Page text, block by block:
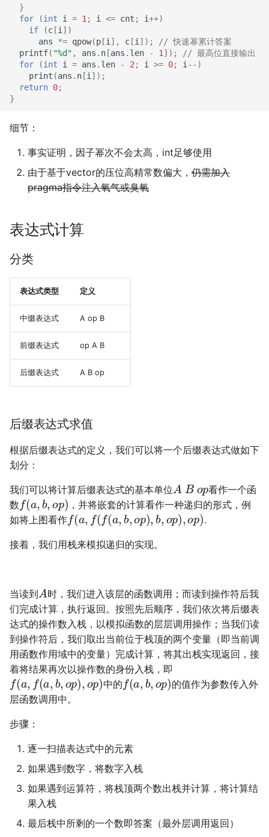
}
for
(int i = 1 ; i <= cnt ; i++)
if
(c [i ])
ans
*= qpow(p [i ], c [i ]);
// 快速幂累计答案
printf( "%d" , ans . n [ans . len - 1 ]);
// 最高位直接输出
for
(int i = ans . len - 2 ; i >= 0; i -- )
print (ans . n [i ]);
return 0;
}
细节：
事实证明，因子幂次不会太高，int足够使用
由于基于vector的压位高精常数偏大， 仍需加入
pragma指令注入氧气或臭氧
表达式计算
分类
表达式类型 定义
中缀表达式 A op B
前缀表达式 op A B
后缀表达式 A B op
后缀表达式求值
根据后缀表达式的定义，我们可以将一个后缀表达式做如下
划分：
我们可以将计算后缀表达式的基本单位 A B p
看作一个函
数f(a ,b,o p ) ，并将嵌套的计算看作一种递归的形式，例
如将上图看作f(a, f(f(a,b,o p) b ,o ,op) .
接着，我们用栈来模拟递归的实现。
当读到 A时，我们进入该层的函数调用；而读到操作符后我
们完成计算，执行返回。按照先后顺序，我们依次将后缀表
达式的操作数入栈，以模拟函数的层层调用操作；当我们读
到操作符后，我们取出当前位于栈顶的两个变量（即当前调
用函数作用域中的变量）完成计算，将其出栈实现返回，接
着将结果再次以操作数的身份入栈，即
f(a,f(a,b ,op),op ) 中的f(a, b,op) 的值作为参数传入外
层函数调用中。
步骤：
逐一扫描表达式中的元素
如果遇到数字，将数字入栈
如果遇到运算符，将栈顶两个数出栈并计算，将计算结
果入栈
最后栈中所剩的一个数即答案（最外层调用返回）